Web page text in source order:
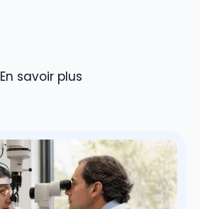
En savoir plus